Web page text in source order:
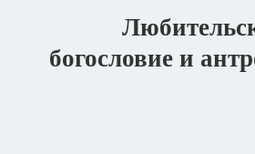
богословие и